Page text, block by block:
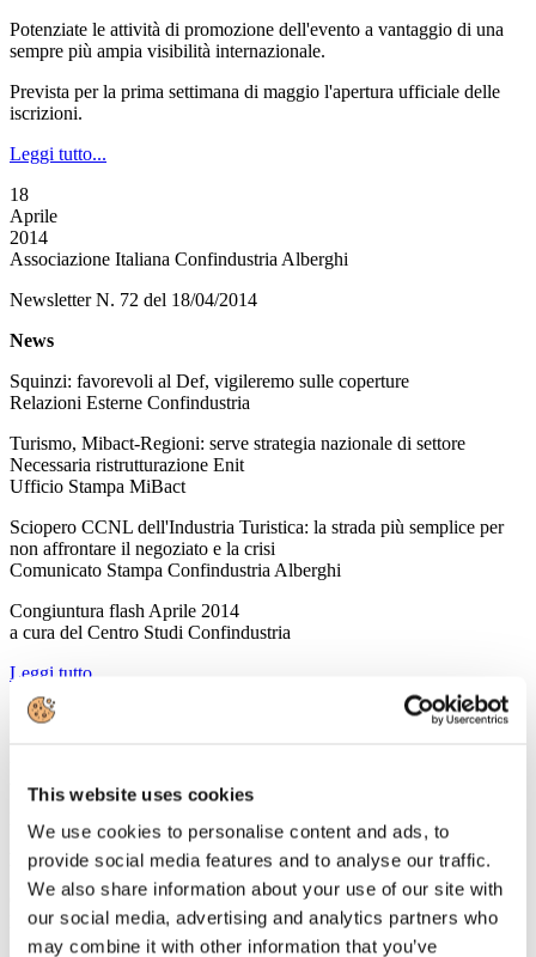
This website uses cookies
We use cookies to personalise content and ads, to
provide social media features and to analyse our traffic.
We also share information about your use of our site with
our social media, advertising and analytics partners who
may combine it with other information that you’ve
Potenziate le attività di promozione dell'evento a vantaggio di una
sempre più ampia visibilità internazionale.
Prevista per la prima settimana di maggio l'apertura ufficiale delle
iscrizioni.
Leggi tutto...
18
Aprile
2014
Associazione Italiana Confindustria Alberghi
Newsletter N. 72 del 18/04/2014
News
Squinzi: favorevoli al Def, vigileremo sulle coperture
Relazioni Esterne Confindustria
Turismo, Mibact-Regioni: serve strategia nazionale di settore
Necessaria ristrutturazione Enit
Ufficio Stampa MiBact
Sciopero CCNL dell'Industria Turistica: la strada più semplice per
non affrontare il negoziato e la crisi
Comunicato Stampa Confindustria Alberghi
Congiuntura flash Aprile 2014
a cura del Centro Studi Confindustria
Leggi tutto...
17
News
Chiarimenti INPS relativamente alla gestione "DURC interno"
Messaggio INPS n. 4069/2014